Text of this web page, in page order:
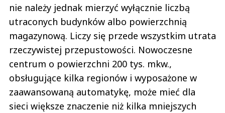
nie należy jednak mierzyć wyłącznie liczbą
utraconych budynków albo powierzchnią
magazynową. Liczy się przede wszystkim utrata
rzeczywistej przepustowości. Nowoczesne
centrum o powierzchni 200 tys. mkw.,
obsługujące kilka regionów i wyposażone w
zaawansowaną automatykę, może mieć dla
sieci większe znaczenie niż kilka mniejszych